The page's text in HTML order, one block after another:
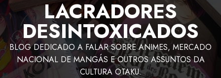
LACRADORES
DESINTOXICADOS
BLOG DEDICADO A FALAR SOBRE ANIMES, MERCADO
NACIONAL DE MANGÁS E OUTROS ASSUNTOS DA
CULTURA OTAKU.